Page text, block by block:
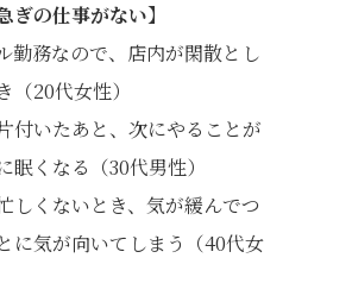
ぎの仕事がない】
勤務なので、店内が閑散とし
（20代女性）
付いたあと、次にやることが
眠くなる（30代男性）
しくないとき、気が緩んでつ
に気が向いてしまう（40代女